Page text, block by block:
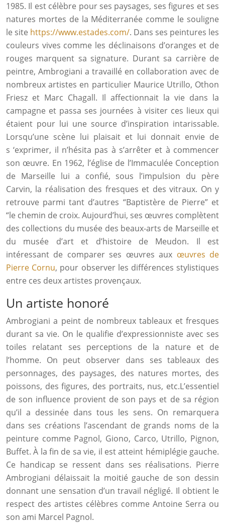
1985. Il est célèbre pour ses paysages, ses figures et ses
natures mortes de la Méditerranée comme le souligne
le site https://www.estades.com/. Dans ses peintures les
couleurs vives comme les déclinaisons d’oranges et de
rouges marquent sa signature. Durant sa carrière de
peintre, Ambrogiani a travaillé en collaboration avec de
nombreux artistes en particulier Maurice Utrillo, Othon
Friesz et Marc Chagall. Il affectionnait la vie dans la
campagne et passa ses journées à visiter ces lieux qui
étaient pour lui une source d’inspiration intarissable.
Lorsqu’une scène lui plaisait et lui donnait envie de
s ‘exprimer, il n’hésita pas à s’arrêter et à commencer
son œuvre. En 1962, l’église de l’Immaculée Conception
de Marseille lui a confié, sous l’impulsion du père
Carvin, la réalisation des fresques et des vitraux. On y
retrouve parmi tant d’autres “Baptistère de Pierre” et
“le chemin de croix. Aujourd’hui, ses œuvres complètent
des collections du musée des beaux-arts de Marseille et
du musée d’art et d’histoire de Meudon. Il est
intéressant de comparer ses œuvres aux œuvres de
Pierre Cornu, pour observer les différences stylistiques
entre ces deux artistes provençaux.
Un artiste honoré
Ambrogiani a peint de nombreux tableaux et fresques
durant sa vie. On le qualifie d’expressionniste avec ses
toiles relatant ses perceptions de la nature et de
l’homme. On peut observer dans ses tableaux des
personnages, des paysages, des natures mortes, des
poissons, des figures, des portraits, nus, etc.L’essentiel
de son influence provient de son pays et de sa région
qu’il a dessinée dans tous les sens. On remarquera
dans ses créations l’ascendant de grands noms de la
peinture comme Pagnol, Giono, Carco, Utrillo, Pignon,
Buffet. À la fin de sa vie, il est atteint hémiplégie gauche.
Ce handicap se ressent dans ses réalisations. Pierre
Ambrogiani délaissait la moitié gauche de son dessin
donnant une sensation d’un travail négligé. Il obtient le
respect des artistes célèbres comme Antoine Serra ou
son ami Marcel Pagnol.